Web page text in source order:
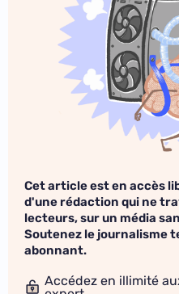
Cet article est en accès
d'une rédaction qui ne
lecteurs, sur un média
Soutenez le journalisme
abonnant.
Accédez en illimité